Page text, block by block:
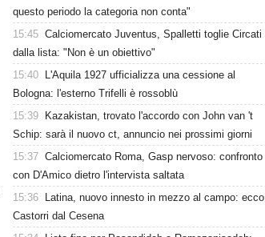
questo periodo la categoria non conta"
15:45 Calciomercato Juventus, Spalletti toglie Circati
dalla lista: "Non è un obiettivo"
15:40
L'Aquila 1927 ufficializza una cessione al
Bologna: l'esterno Trifelli è rossoblù
15:39
Kazakistan, trovato l'accordo con John van 't
Schip: sarà il nuovo ct, annuncio nei prossimi giorni
15:37 Calciomercato Roma, Gasp nervoso: confronto
con D'Amico dietro l'intervista saltata
15:36
Latina, nuovo innesto in mezzo al campo: ecco
Castorri dal Cesena